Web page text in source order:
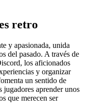
retro
y apasionada, unida
del pasado. A través de
los aficionados
y organizar
un sentido de
jugadores aprender unos
que merecen ser